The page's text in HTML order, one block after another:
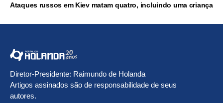
Ataques russos em Kiev matam quatro, incluindo uma criança
Diretor-Presidente: Raimundo de Holanda
Artigos assinados são de responsabilidade de seus
autores.